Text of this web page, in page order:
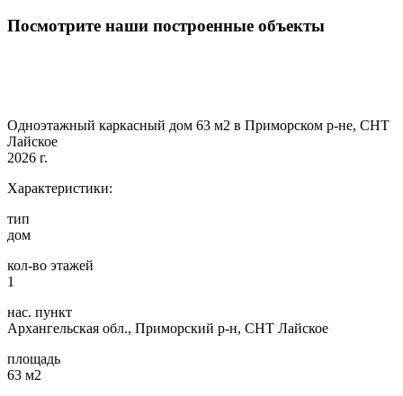
Посмотрите наши построенные объекты
Одноэтажный каркасный дом 63 м2 в Приморском р-не, СНТ
Лайское
2026 г.
Характеристики:
тип
дом
кол-во этажей
1
нас. пункт
Архангельская обл., Приморский р-н, СНТ Лайское
площадь
63 м2